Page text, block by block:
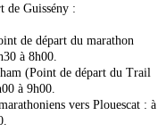
de Guissény :
de départ du marathon
à 8h00.
(Point de départ du Trail
à 9h00.
vers Plouescat : à